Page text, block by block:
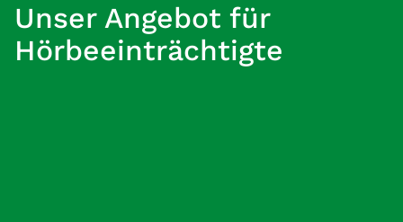
Unser Angebot für
Hörbeeinträchtigte